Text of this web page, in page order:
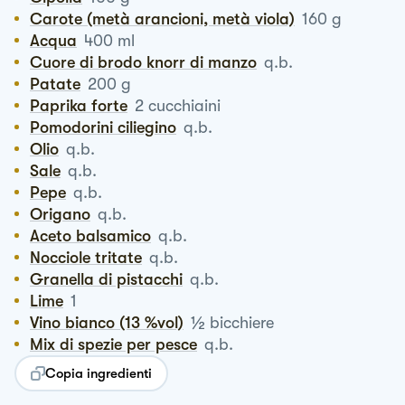
Carote (metà arancioni, metà viola) 160 g
Acqua 400 ml
Cuore di brodo knorr di manzo q.b.
Patate 200 g
Paprika forte 2 cucchiaini
Pomodorini ciliegino q.b.
Olio q.b.
Sale q.b.
Pepe q.b.
Origano q.b.
Aceto balsamico q.b.
Nocciole tritate q.b.
Granella di pistacchi q.b.
Lime 1
Vino bianco (13 %vol) ½ bicchiere
Mix di spezie per pesce q.b.
Copia ingredienti